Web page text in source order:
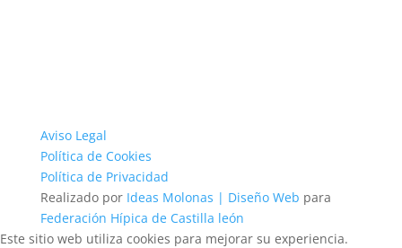
Aviso Legal
Política de Cookies
Política de Privacidad
Realizado por Ideas Molonas | Diseño Web para
Federación Hípica de Castilla león
Este sitio web utiliza cookies para mejorar su experiencia.